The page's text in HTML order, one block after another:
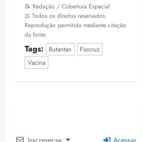
📝 Redação / Cobertura Especial
⚖️ Todos os direitos reservados.
Reprodução permitida mediante citação
da fonte.
Tags: Butantan
Fiocruz
Vacina